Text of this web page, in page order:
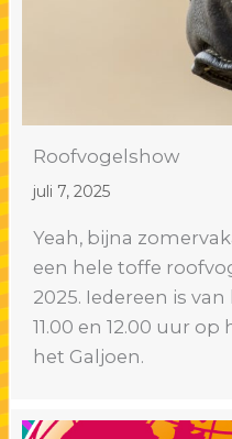
Roofvogelshow
juli 7, 2025
Yeah, bijna
een hele toffe
2025. Iedereen is
11.00 en 12.00 uur
het Galjoen.